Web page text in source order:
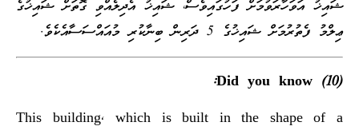
ޝައިޚު އަވަހާރަވުމަށް ފަހުގައިވެސް، ޝައިޚު އެދިލެއްވި ގޮތަށް ޝައިޚުގެ
ޢިލްމު ފެތުރުމަށް ޝައިޚުގެ 5 ދަރިން ބިނާކުރި މުއައްސަސާއެކެވެ.
Did you know (10):
This building, which is built in the shape of a